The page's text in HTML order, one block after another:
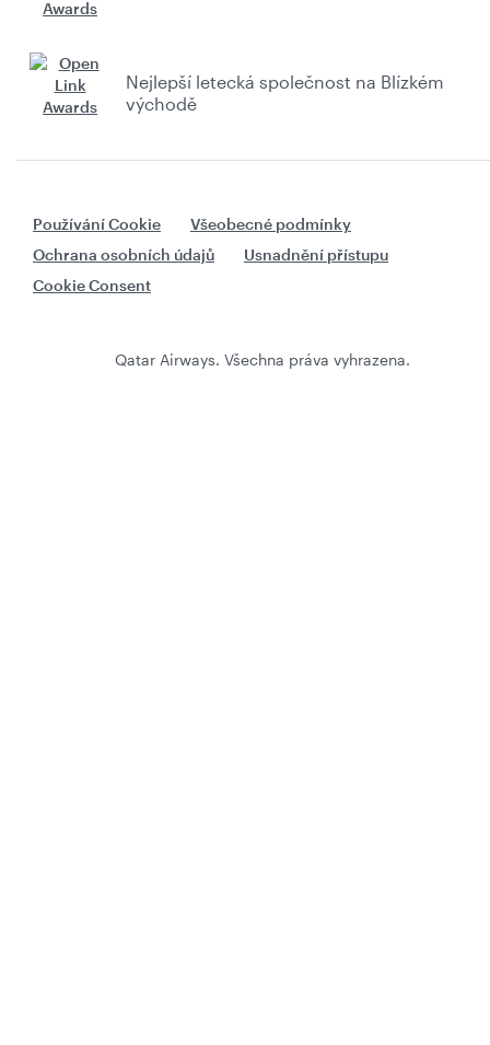
Nejlepší letecká společnost na Blízkém
východě
Používání Cookie
Všeobecné podmínky
Ochrana osobních údajů
Usnadnění přístupu
Cookie Consent
Qatar Airways. Všechna práva vyhrazena.